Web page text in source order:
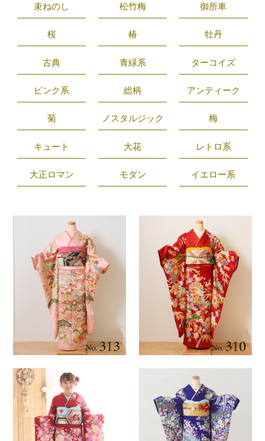
束ねのし 松竹梅 御所車
桜 椿 牡丹
古典 青緑系 ターコイズ
ピンク系 総柄 アンティーク
菊 ノスタルジック 梅
キュート 大花 レトロ系
大正ロマン モダン イエロー系